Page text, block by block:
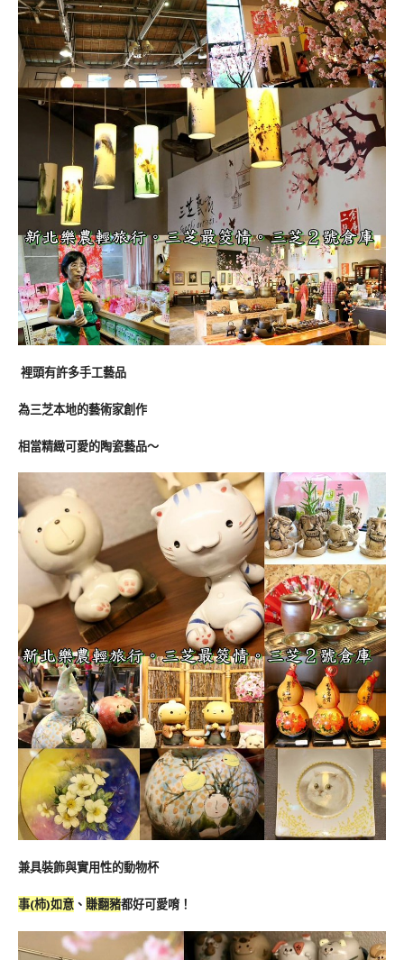
裡頭有許多手工藝品
為三芝本地的藝術家創作
相當精緻可愛的陶瓷藝品～
兼具裝飾與實用性的動物杯
事(柿)如意 、 賺翻豬都好可愛唷！